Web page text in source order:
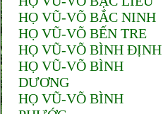
HỌ VŨ-VÕ BẮC NINH
HỌ VŨ-VÕ BẾN TRE
HỌ VŨ-VÕ BÌNH ĐỊNH
HỌ VŨ-VÕ BÌNH
DƯƠNG
HỌ VŨ-VÕ BÌNH